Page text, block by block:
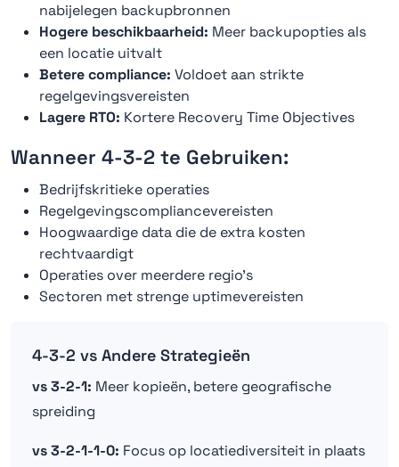
nabijelegen backupbronnen
Hogere beschikbaarheid: Meer backupopties als
een locatie uitvalt
Betere compliance: Voldoet aan strikte
regelgevingsvereisten
Lagere RTO: Kortere Recovery Time Objectives
Wanneer 4-3-2 te Gebruiken:
Bedrijfskritieke operaties
Regelgevingscompliancevereisten
Hoogwaardige data die de extra kosten
rechtvaardigt
Operaties over meerdere regio's
Sectoren met strenge uptimevereisten
4-3-2 vs Andere Strategieën
vs 3-2-1: Meer kopieën, betere geografische
spreiding
vs 3-2-1-1-0: Focus op locatiediversiteit in plaats